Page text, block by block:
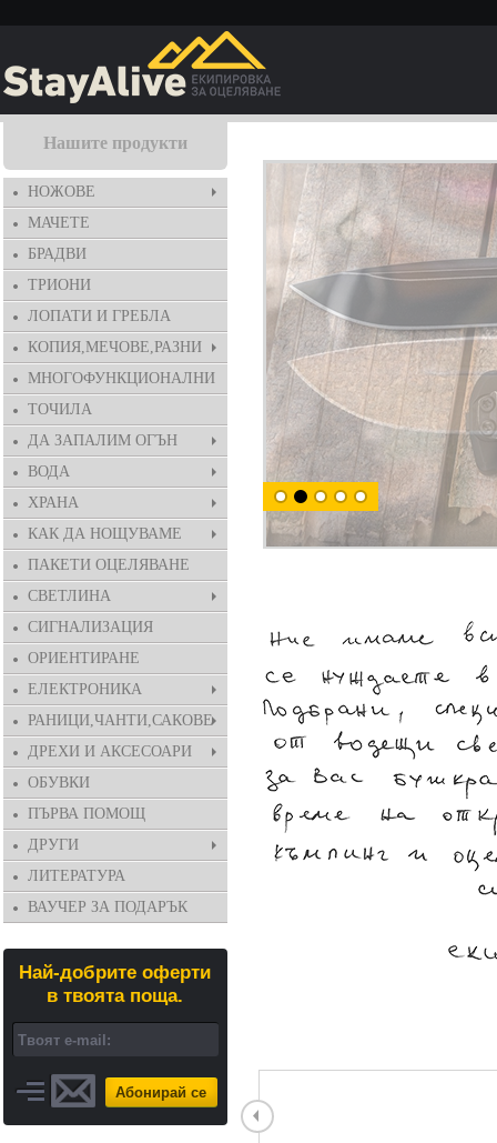
Нашите продукти
НОЖОВЕ
МАЧЕТЕ
БРАДВИ
ТРИОНИ
ЛОПАТИ И ГРЕБЛА
КОПИЯ,МЕЧОВЕ,РАЗНИ
МНОГОФУНКЦИОНАЛНИ
ТОЧИЛА
ДА ЗАПАЛИМ ОГЪН
ВОДА
ХРАНА
КАК ДА НОЩУВАМЕ
ПАКЕТИ ОЦЕЛЯВАНЕ
СВЕТЛИНА
СИГНАЛИЗАЦИЯ
ОРИЕНТИРАНЕ
ЕЛЕКТРОНИКА
РАНИЦИ,ЧАНТИ,САКОВЕ
ДРЕХИ И АКСЕСОАРИ
ОБУВКИ
ПЪРВА ПОМОЩ
ДРУГИ
ЛИТЕРАТУРА
ВАУЧЕР ЗА ПОДАРЪК
Най-добрите оферти
в твоята поща.
Абонирай се